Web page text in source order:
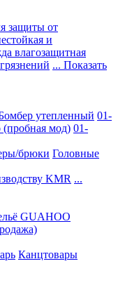
защиты от
и
влагозащитная
... Показать
утепленный 01-
(пробная мод) 01-
брюки Головные
KMR ...
GUAHOO
Канцтовары